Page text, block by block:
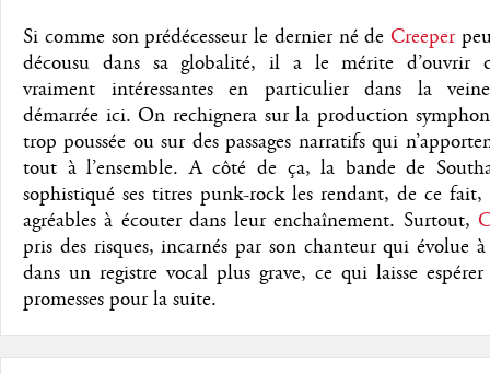
Si comme son prédécesseur le dernier né deCreeper
décousu dans sa globalité, il a le mérite d’ouvrir
vraiment intéressantes en particulier dans la
démarrée ici. On rechignera sur la production
trop poussée ou sur des passages narratifs qui
tout à l’ensemble. A côté de ça, la bande de
sophistiqué ses titres punk-rock les rendant, de ce
agréables à écouter dans leur enchaînement. Surtout,
pris des risques, incarnés par son chanteur qui évolue
dans un registre vocal plus grave, ce qui laisse
promesses pour la suite.